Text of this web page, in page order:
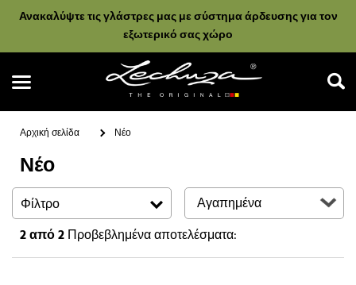
Ανακαλύψτε τις γλάστρες μας με σύστημα άρδευσης για τον
εξωτερικό σας χώρο
Αναζήτηση
Αρχική σελίδα Νέο
Νέο
Φίλτρο
2από 2Προβεβλημένα αποτελέσματα: